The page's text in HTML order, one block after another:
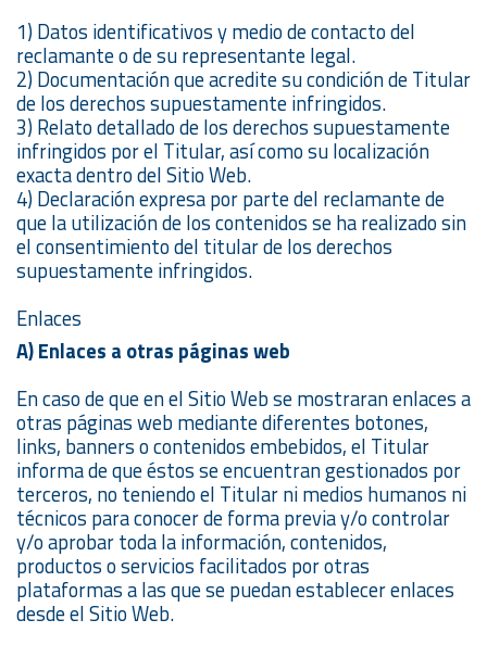
1) Datos identificativos y medio de contacto del
reclamante o de su representante legal.
2) Documentación que acredite su condición de Titular
de los derechos supuestamente infringidos.
3) Relato detallado de los derechos supuestamente
infringidos por el Titular, así como su localización
exacta dentro del Sitio Web.
4) Declaración expresa por parte del reclamante de
que la utilización de los contenidos se ha realizado sin
el consentimiento del titular de los derechos
supuestamente infringidos.
Enlaces
A) Enlaces a otras páginas web
En caso de que en el Sitio Web se mostraran enlaces a
otras páginas web mediante diferentes botones,
links, banners o contenidos embebidos, el Titular
informa de que éstos se encuentran gestionados por
terceros, no teniendo el Titular ni medios humanos ni
técnicos para conocer de forma previa y/o controlar
y/o aprobar toda la información, contenidos,
productos o servicios facilitados por otras
plataformas a las que se puedan establecer enlaces
desde el Sitio Web.